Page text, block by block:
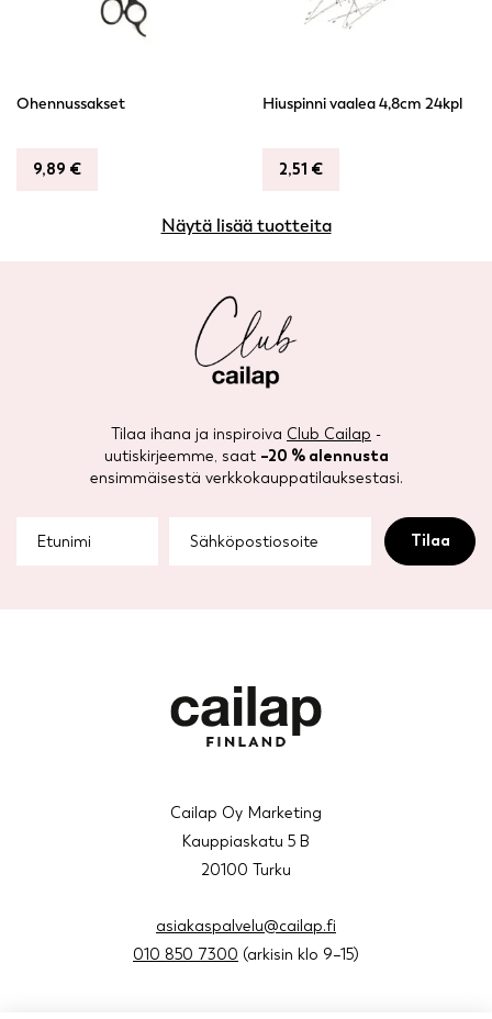
Ohennussakset
9,89 €
Hiuspinni vaalea 4,8cm 24kpl
2,51 €
Näytä lisää tuotteita
Tilaa ihana ja inspiroiva Club Cailap -
uutiskirjeemme, saat –20 % alennusta
ensimmäisestä verkkokauppatilauksestasi.
Cailap Oy Marketing
Kauppiaskatu 5 B
20100 Turku
asiakaspalvelu@cailap.fi
010 850 7300 (arkisin klo 9–15)